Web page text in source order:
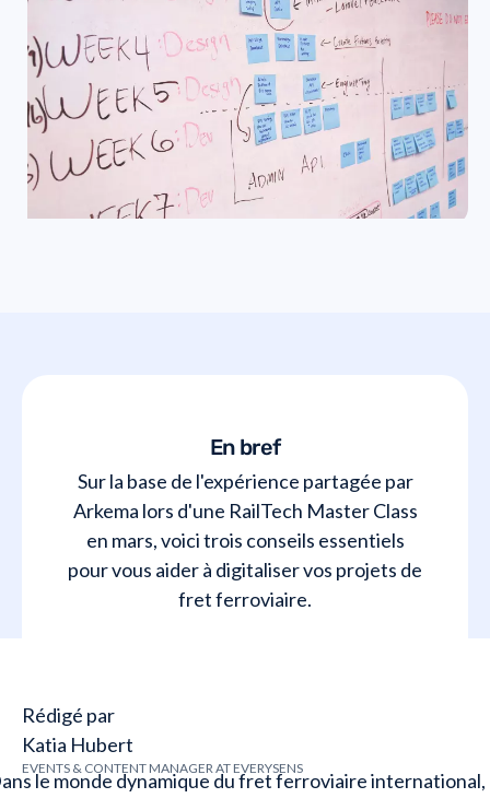
En bref
Sur la base de l'expérience partagée par
Arkema lors d'une RailTech Master Class
en mars, voici trois conseils essentiels
pour vous aider à digitaliser vos projets de
fret ferroviaire.
le monde dynamique du fret ferroviaire international,
Rédigé par
Katia Hubert
EVENTS & CONTENT MANAGER AT EVERYSENS